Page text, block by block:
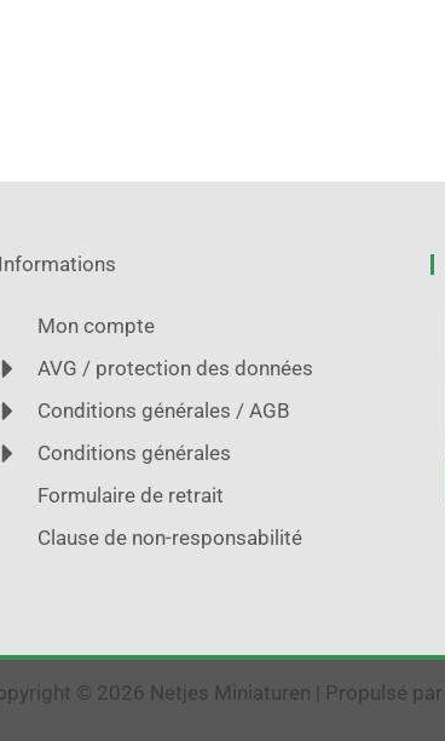
Informations
Mon compte
AVG / protection des données
Conditions générales / AGB
Conditions générales
Formulaire de retrait
Clause de non-responsabilité
© 2026 Netjes Miniaturen | Propulsé par